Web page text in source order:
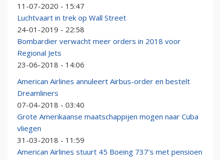
11-07-2020 - 15:47
Luchtvaart in trek op Wall Street
24-01-2019 - 22:58
Bombardier verwacht meer orders in 2018 voor
Regional Jets
23-06-2018 - 14:06
American Airlines annuleert Airbus-order en bestelt
Dreamliners
07-04-2018 - 03:40
Grote Amerikaanse maatschappijen mogen naar Cuba
vliegen
31-03-2018 - 11:59
American Airlines stuurt 45 Boeing 737’s met pensioen